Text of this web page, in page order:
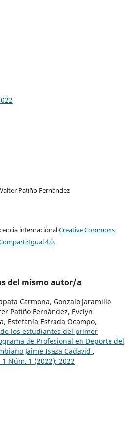
Patiño Fernández
internacionalCreative Commons
4.0.
del mismo autor/a
Carmona, Gonzalo Jaramillo
Patiño Fernández, Evelyn
Estefanía Estrada Ocampo,
los estudiantes del primer
de Profesional en Deporte del
Jaime Isaza Cadavid ,
1 Núm. 1 (2022): 2022